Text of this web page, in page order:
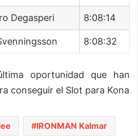
Degasperi 8:08:14
8:08:32
oportunidad que han
conseguir el Slot para Kona
IRONMAN Kalmar